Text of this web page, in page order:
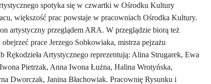
spotyka się w czwartki w Ośrodku Kultury
większość prac powstaje w pracowniach Ośrodka Kultury.
artystyczny przeglądem ARA. W przeglądzie biorą też
prace Jerzego Sobkowiaka, mistrza pejzażu
Artystycznego reprezentują: Alina Strugarek, Ewa
Pietrzak, Anna Iwona Łużna, Halina Wrotyńska,
Dworczak, Janina Błachowiak. Pracownię Rysunku i